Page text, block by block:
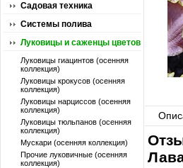
Садовая техника
Системы полива
Луковицы и саженцы цветов
Луковицы гиацинтов (осенняя
коллекция)
Луковицы крокусов (осенняя
коллекция)
Луковицы нарциссов (осенняя
коллекция)
Луковицы тюльпанов (осенняя
коллекция)
Мускари (осенняя коллекция)
Прочие луковичные (осенняя
коллекция)